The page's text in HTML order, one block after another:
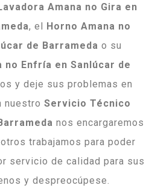
Amana no Gira en
, el Horno Amana no
de Barrameda o su
Enfría en Sanlúcar de
y deje sus problemas en
nuestro Servicio Técnico
nos encargaremos
trabajamos para poder
servicio de calidad para sus
y despreocúpese.